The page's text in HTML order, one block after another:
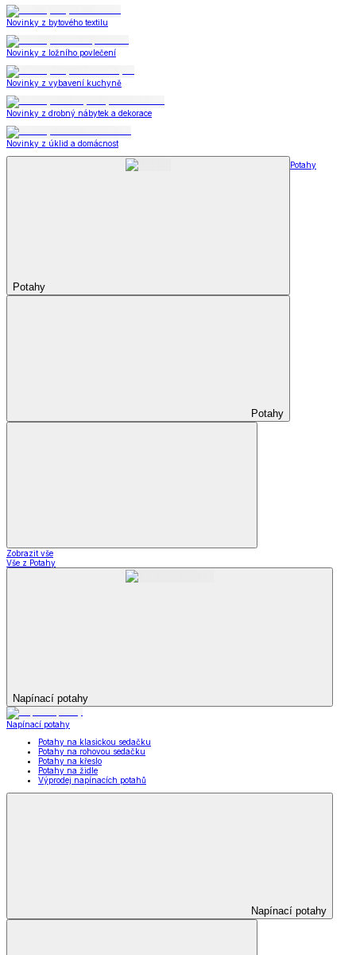
Novinky z bytového textilu
Novinky z ložního povlečení
Novinky z vybavení kuchyně
Novinky z drobný nábytek a dekorace
Novinky z úklid a domácnost
Potahy
Potahy
Potahy
Zobrazit vše
Vše z Potahy
Napínací potahy
Napínací potahy
Potahy na klasickou sedačku
Potahy na rohovou sedačku
Potahy na křeslo
Potahy na židle
Výprodej napínacích potahů
Napínací potahy